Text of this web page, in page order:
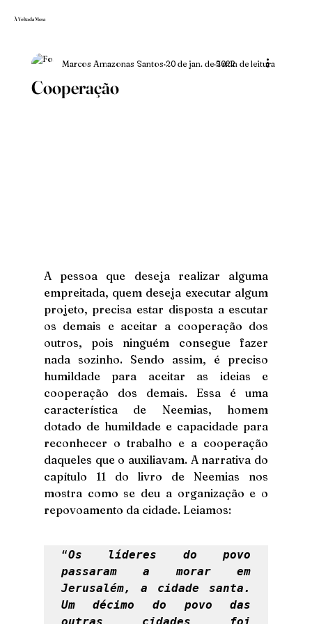
À Volta da Mesa
Cooperação
Marcos Amazonas Santos 20 de jan. de 20225 min de leitura
A pessoa que deseja realizar alguma
empreitada, quem deseja executar algum
projeto, precisa estar disposta a escutar
os demais e aceitar a cooperação dos
outros, pois ninguém consegue fazer
nada sozinho. Sendo assim, é preciso
humildade para aceitar as ideias e
cooperação dos demais. Essa é uma
característica de Neemias, homem
dotado de humildade e capacidade para
reconhecer o trabalho e a cooperação
daqueles que o auxiliavam. A narrativa do
capítulo 11 do livro de Neemias nos
mostra como se deu a organização e o
repovoamento da cidade. Leiamos:
“Os líderes do povo
passaram a morar em
Jerusalém, a cidade santa.
Um décimo do povo das